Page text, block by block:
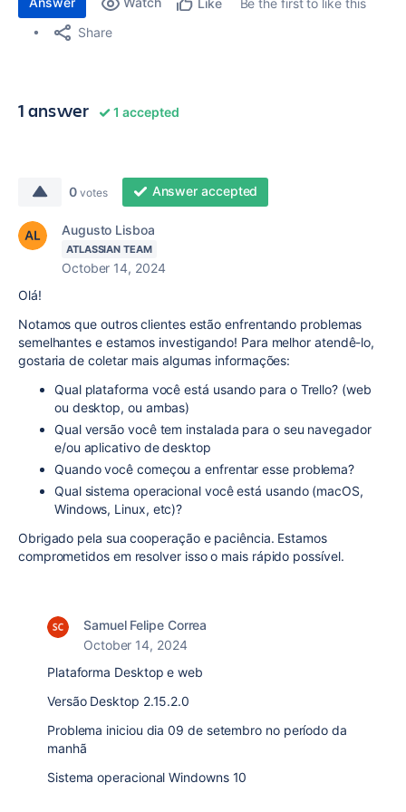
Like
Be the first to like this
Share
1 answer 1 accepted
0 votes Answer accepted
Augusto Lisboa
ATLASSIAN TEAM
October 14, 2024
Olá!
Notamos que outros clientes estão enfrentando problemas
semelhantes e estamos investigando! Para melhor atendê-lo,
gostaria de coletar mais algumas informações:
Qual plataforma você está usando para o Trello? (web
ou desktop, ou ambas)
Qual versão você tem instalada para o seu navegador
e/ou aplicativo de desktop
Quando você começou a enfrentar esse problema?
Qual sistema operacional você está usando (macOS,
Windows, Linux, etc)?
Obrigado pela sua cooperação e paciência. Estamos
comprometidos em resolver isso o mais rápido possível.
Samuel Felipe Correa
October 14, 2024
Plataforma Desktop e web
Versão Desktop 2.15.2.0
Problema iniciou dia 09 de setembro no período da
manhã
Sistema operacional Windowns 10